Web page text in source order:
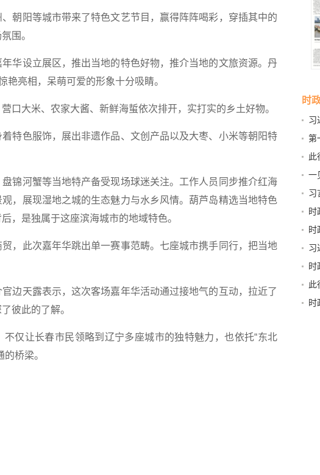
阳等城市带来了特色文艺节目，赢得阵阵喝彩，穿插其中的
围。
设立展区，推出当地的特色好物，推介当地的文旅资源。丹
艳亮相，呆萌可爱的形象十分吸睛。
大米、农家大酱、新鲜海蜇依次排开，实打实的乡土好物。
色服饰，展出非遗作品、文创产品以及大枣、小米等朝阳特
河蟹等当地特产备受现场球迷关注。工作人员同步推介红海
，展现湿地之城的生态魅力与水乡风情。葫芦岛精选当地特色
，是独属于这座滨海城市的地域特色。
此次嘉年华跳出单一赛事范畴。七座城市携手同行，把当地
天露表示，这次客场嘉年华活动通过接地气的互动，拉近了
彼此的了解。
让长春市民领略到辽宁多座城市的独特魅力，也依托“东北
桥梁。
时
习
第
新
此
京会
一
习
和
时
稳
时
习
书
此
时